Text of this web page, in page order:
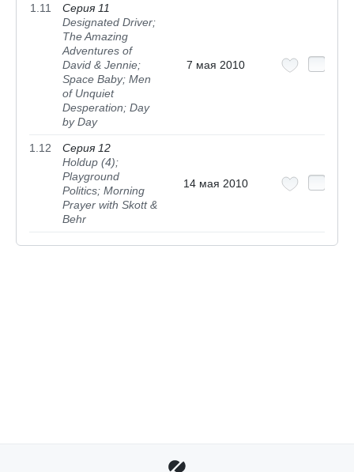
1.11
Серия 11
Designated Driver;
The Amazing
Adventures of
David & Jennie;
Space Baby; Men
of Unquiet
Desperation; Day
by Day
7 мая 2010
1.12
Серия 12
Holdup (4);
Playground
Politics; Morning
Prayer with Skott &
Behr
14 мая 2010